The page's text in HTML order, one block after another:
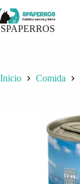
al
contenido
SPAPERROS
Inicio Comida